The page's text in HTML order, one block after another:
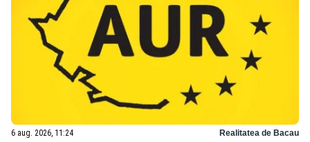
6 aug. 2026, 11:24 Realitatea de Bacau